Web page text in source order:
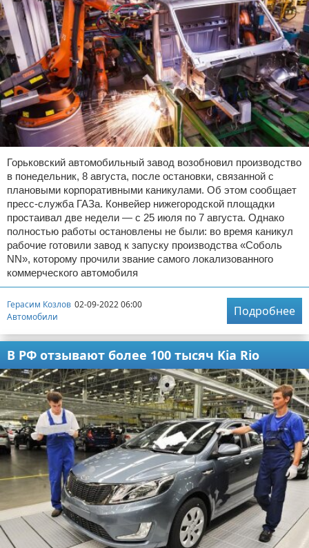
Горьковский автомобильный завод возобновил производство
в понедельник, 8 августа, после остановки, связанной с
плановыми корпоративными каникулами. Об этом сообщает
пресс-служба ГАЗа. Конвейер нижегородской площадки
простаивал две недели — с 25 июля по 7 августа. Однако
полностью работы остановлены не были: во время каникул
рабочие готовили завод к запуску производства «Соболь
NN», которому прочили звание самого локализованного
коммерческого автомобиля
Герасим Козлов 02-09-2022 06:00
Автомобили
Подробнее
В РФ отзывают более 100 тысяч Kia Rio